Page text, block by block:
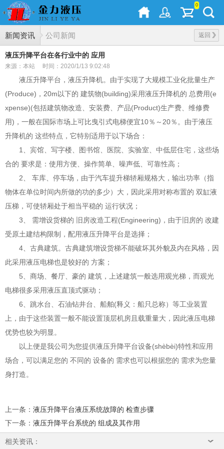
0
新闻资讯 返回
公司新闻
液压升降平台在各行业中的 应用
来源：本站 时间：2020/1/13 9:02:48
液压升降平台，液压升降机。由于实现了大规模工业化批量生产
(Produce)，20m以下的 建筑物(building)采用液压升降机的 总费用(e
xpense)(包括建筑物改造、安装费、产品(Product)生产费、维修费
用)，一般在国际市场上可比曳引式电梯便宜10％～20％。由于液压
升降机的 这些特点，它特别适用于以下场合：
1、宾馆、写字楼、图书馆、医院、实验室、中低层住宅，这些场
合的 要求是：使用方便、操作简单、噪声低、可靠性高；
2、 车库、停车场，由于汽车提升梯轿厢规格大，输出功率（指
物体在单位时间内所做的功的多少）大，因此采用对称布置的 双缸液
压梯，可使轿厢处于相当平稳的 运行状况；
3、 需增设货梯的 旧房改造工程(Engineering)，由于旧房的 改建
受原土建结构限制，配用液压升降平台是选择；
4、古典建筑。古典建筑增设货梯不能破坏其外貌及内在风格，因
此采用液压电梯也是较好的 方案；
5、商场、餐厅、豪的 建筑，上述建筑一般选用观光梯，而观光
电梯很多采用液压直顶式驱动；
6、跳水台、石油钻井台、船舶(释义：船只总称）等工业装置
上，由于这些装置一般不能设置顶层机房且载重量大，因此液压电梯
优势也较为明显。
以上便是我公司为您提供液压升降平台设备(shèbèi)特性和应用
场合，可以满足您的 不同的 设备的 需求也可以根据您的 需求为您量
身打造。
上一条 ： 液压升降平台液压系统故障的 检查步骤
下一条 ： 液压升降平台系统的 组成及其作用
相关资讯：